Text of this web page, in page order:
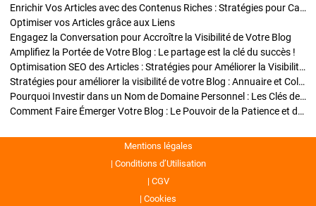
Enrichir Vos Articles avec des Contenus Riches : Stratégies pour Captiver et Optimiser
Optimiser vos Articles grâce aux Liens
Engagez la Conversation pour Accroître la Visibilité de Votre Blog
Amplifiez la Portée de Votre Blog : Le partage est la clé du succès !
Optimisation SEO des Articles : Stratégies pour Améliorer la Visibilité de Votre Blog
Stratégies pour améliorer la visibilité de votre Blog : Annuaire et Collaborations
Pourquoi Investir dans un Nom de Domaine Personnel : Les Clés de la Réussite de Votre Blog
Comment Faire Émerger Votre Blog : Le Pouvoir de la Patience et de la Persévérance
Mentions légales
Conditions d’Utilisation
CGV
Cookies